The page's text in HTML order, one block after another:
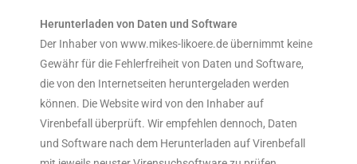
Herunterladen von Daten und Software
Der Inhaber von www.mikes-likoere.de übernimmt keine
Gewähr für die Fehlerfreiheit von Daten und Software,
die von den Internetseiten heruntergeladen werden
können. Die Website wird von den Inhaber auf
Virenbefall überprüft. Wir empfehlen dennoch, Daten
und Software nach dem Herunterladen auf Virenbefall